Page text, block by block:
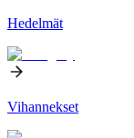
Hedelmät
Vihannekset